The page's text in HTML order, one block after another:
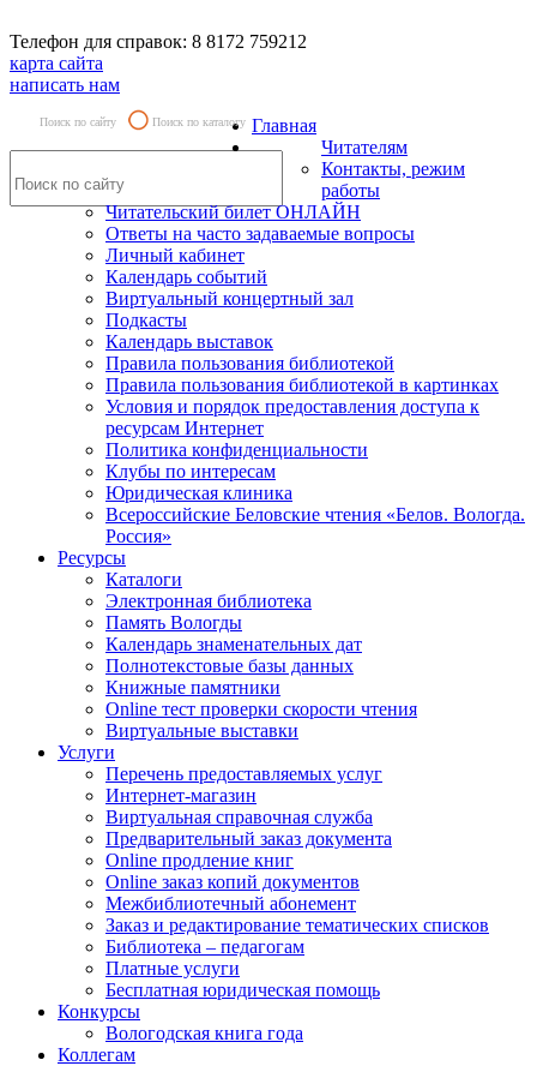
Телефон для справок: 8 8172 759212
карта сайта
написать нам
Поиск по сайту Поиск по каталогу Главная
Читателям
Контакты, режим
работы
Читательский билет ОНЛАЙН
Ответы на часто задаваемые вопросы
Личный кабинет
Календарь событий
Виртуальный концертный зал
Подкасты
Календарь выставок
Правила пользования библиотекой
Правила пользования библиотекой в картинках
Условия и порядок предоставления доступа к
ресурсам Интернет
Политика конфиденциальности
Клубы по интересам
Юридическая клиника
Всероссийские Беловские чтения «Белов. Вологда.
Россия»
Ресурсы
Каталоги
Электронная библиотека
Память Вологды
Календарь знаменательных дат
Полнотекстовые базы данных
Книжные памятники
Online тест проверки скорости чтения
Виртуальные выставки
Услуги
Перечень предоставляемых услуг
Интернет-магазин
Виртуальная справочная служба
Предварительный заказ документа
Online продление книг
Online заказ копий документов
Межбиблиотечный абонемент
Заказ и редактирование тематических списков
Библиотека – педагогам
Платные услуги
Бесплатная юридическая помощь
Конкурсы
Вологодская книга года
Коллегам